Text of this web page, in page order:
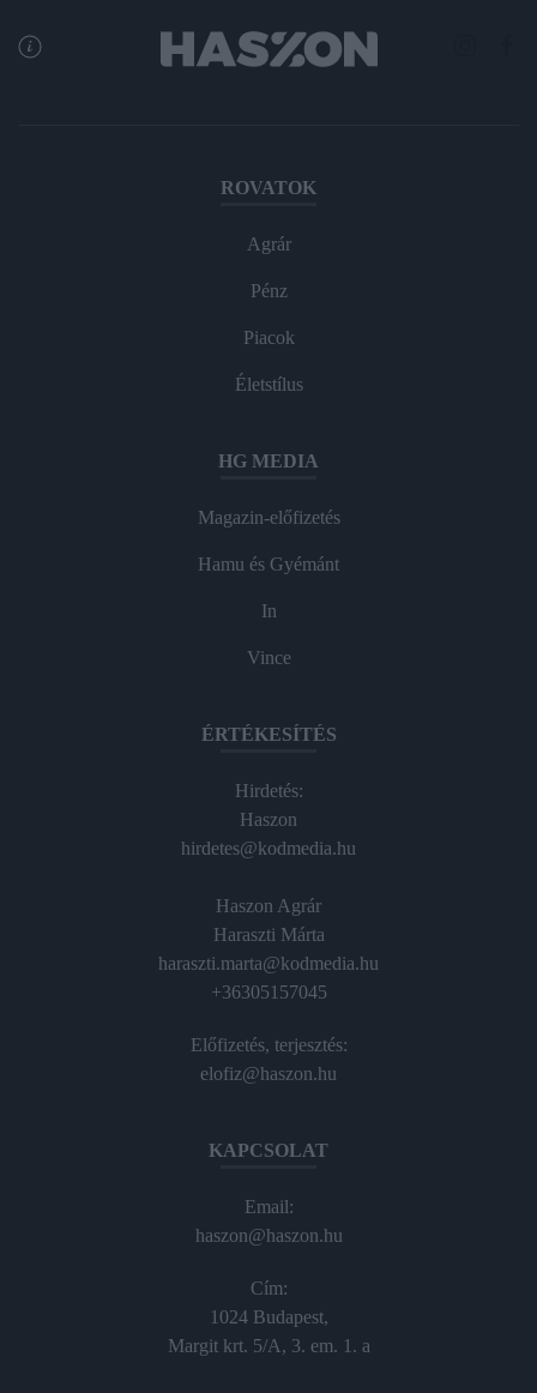
ROVATOK
Agrár
Pénz
Piacok
Életstílus
HG MEDIA
Magazin-előfizetés
Hamu és Gyémánt
In
Vince
ÉRTÉKESÍTÉS
Hirdetés:
Haszon
hirdetes@kodmedia.hu
Haszon Agrár
Haraszti Márta
haraszti.marta@kodmedia.hu
+36305157045
Előfizetés, terjesztés:
elofiz@haszon.hu
KAPCSOLAT
Email:
haszon@haszon.hu
Cím:
1024 Budapest,
Margit krt. 5/A, 3. em. 1. a